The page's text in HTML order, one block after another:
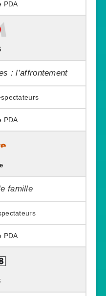
: l’affrontement
famille